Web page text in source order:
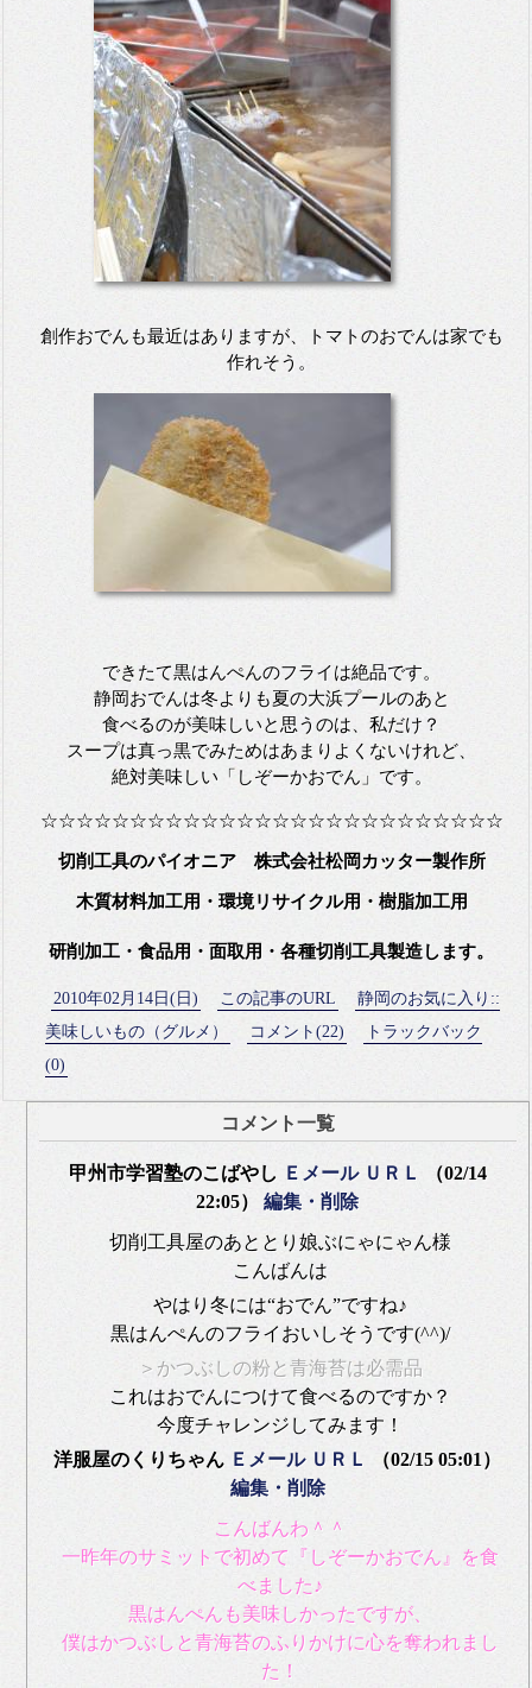
創作おでんも最近はありますが、トマトのおでんは家でも
作れそう。
できたて黒はんぺんのフライは絶品です。
静岡おでんは冬よりも夏の大浜プールのあと
食べるのが美味しいと思うのは、私だけ？
スープは真っ黒でみためはあまりよくないけれど、
絶対美味しい「しぞーかおでん」です。
☆☆☆☆☆☆☆☆☆☆☆☆☆☆☆☆☆☆☆☆☆☆☆☆☆☆
切削工具のパイオニア 株式会社松岡カッター製作所
木質材料加工用・環境リサイクル用・樹脂加工用
研削加工・食品用・面取用・各種切削工具製造します。
2010年02月14日(日) この記事のURL
静岡のお気に入り::
美味しいもの（グルメ）
コメント(22)
トラックバック
(0)
コメント一覧
甲州市学習塾のこばやし Ｅメール ＵＲＬ
（02/14
22:05）編集・削除
切削工具屋のあととり娘ぶにゃにゃん様
こんばんは
やはり冬には“おでん”ですね♪
黒はんぺんのフライおいしそうです(^^)/
＞かつぶしの粉と青海苔は必需品
これはおでんにつけて食べるのですか？
今度チャレンジしてみます！
洋服屋のくりちゃん Ｅメール ＵＲＬ
（02/15 05:01）
編集・削除
こんばんわ＾＾
一昨年のサミットで初めて『しぞーかおでん』を食
べました♪
黒はんぺんも美味しかったですが、
僕はかつぶしと青海苔のふりかけに心を奪われまし
た！